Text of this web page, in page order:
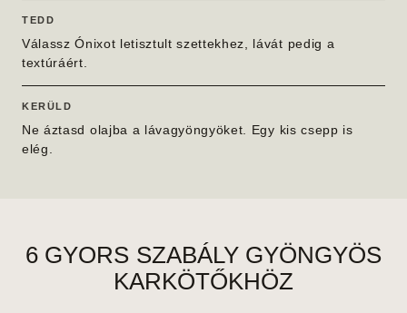
TEDD
Válassz Ónixot letisztult szettekhez, lávát pedig a
textúráért.
KERÜLD
Ne áztasd olajba a lávagyöngyöket. Egy kis csepp is
elég.
6 GYORS SZABÁLY GYÖNGYÖS
KARKÖTŐKHÖZ